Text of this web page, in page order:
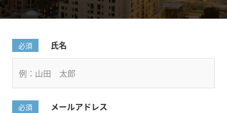
必須 氏名
必須 メールアドレス